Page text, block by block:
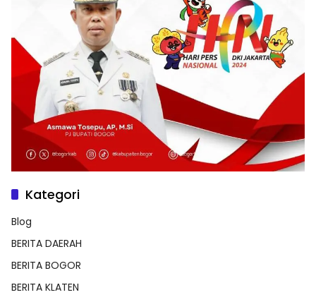
Kategori
Blog
BERITA DAERAH
BERITA BOGOR
BERITA KLATEN